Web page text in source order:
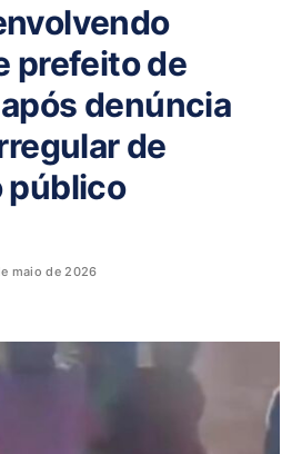
prefeito de
denúncia
de
público
maio de 2026